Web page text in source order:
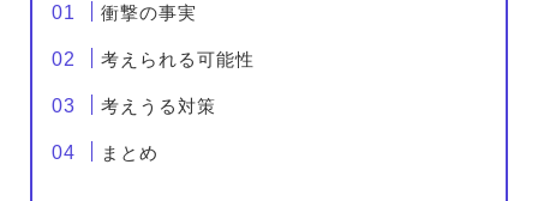
衝撃の事実
考えられる可能性
考えうる対策
まとめ